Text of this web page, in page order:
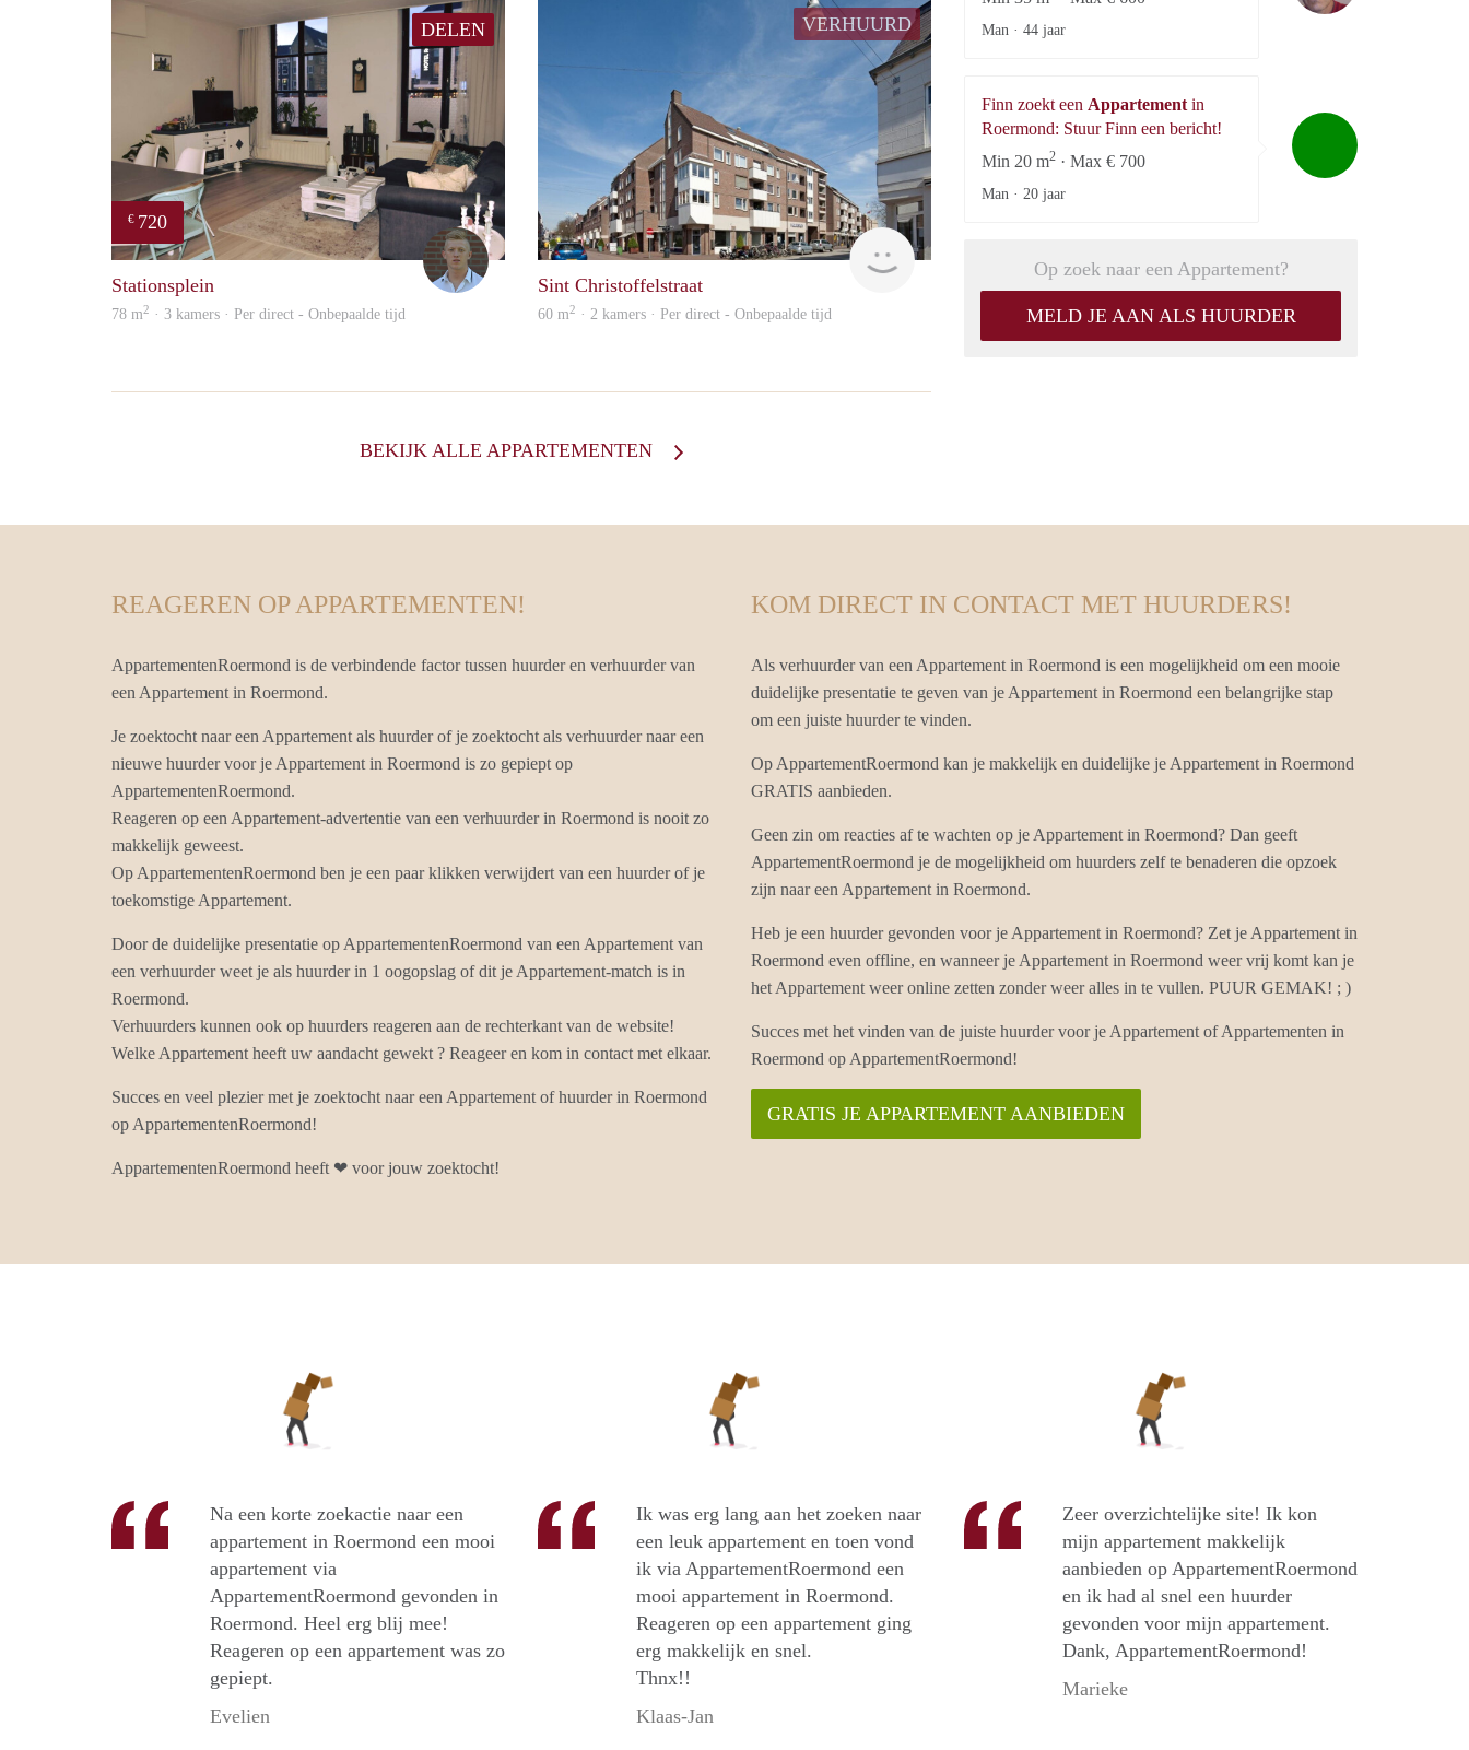
DELEN
€ 720
Tom
Stationsplein
78 m2 · 3 kamers · Per direct - Onbepaalde tijd
VERHUURD
Woonhuis
Sint Christoffelstraat
60 m2 · 2 kamers · Per direct - Onbepaalde tijd
BEKIJK ALLE APPARTEMENTEN
Man · 44 jaar
Finn zoekt een Appartement in
Roermond: Stuur Finn een bericht!
Min 20 m2 · Max € 700
Man · 20 jaar
Op zoek naar een Appartement?
MELD JE AAN ALS HUURDER
REAGEREN OP APPARTEMENTEN!
AppartementenRoermond is de verbindende factor tussen huurder en verhuurder van
een Appartement in Roermond.
Je zoektocht naar een Appartement als huurder of je zoektocht als verhuurder naar een
nieuwe huurder voor je Appartement in Roermond is zo gepiept op
AppartementenRoermond.
Reageren op een Appartement-advertentie van een verhuurder in Roermond is nooit zo
makkelijk geweest.
Op AppartementenRoermond ben je een paar klikken verwijdert van een huurder of je
toekomstige Appartement.
Door de duidelijke presentatie op AppartementenRoermond van een Appartement van
een verhuurder weet je als huurder in 1 oogopslag of dit je Appartement-match is in
Roermond.
Verhuurders kunnen ook op huurders reageren aan de rechterkant van de website!
Welke Appartement heeft uw aandacht gewekt ? Reageer en kom in contact met elkaar.
Succes en veel plezier met je zoektocht naar een Appartement of huurder in Roermond
op AppartementenRoermond!
AppartementenRoermond heeft ❤ voor jouw zoektocht!
KOM DIRECT IN CONTACT MET HUURDERS!
Als verhuurder van een Appartement in Roermond is een mogelijkheid om een mooie
duidelijke presentatie te geven van je Appartement in Roermond een belangrijke stap
om een juiste huurder te vinden.
Op AppartementRoermond kan je makkelijk en duidelijke je Appartement in Roermond
GRATIS aanbieden.
Geen zin om reacties af te wachten op je Appartement in Roermond? Dan geeft
AppartementRoermond je de mogelijkheid om huurders zelf te benaderen die opzoek
zijn naar een Appartement in Roermond.
Heb je een huurder gevonden voor je Appartement in Roermond? Zet je Appartement in
Roermond even offline, en wanneer je Appartement in Roermond weer vrij komt kan je
het Appartement weer online zetten zonder weer alles in te vullen. PUUR GEMAK! ; )
Succes met het vinden van de juiste huurder voor je Appartement of Appartementen in
Roermond op AppartementRoermond!
GRATIS JE APPARTEMENT AANBIEDEN
Na een korte zoekactie naar een
appartement in Roermond een mooi
appartement via
AppartementRoermond gevonden in
Roermond. Heel erg blij mee!
Reageren op een appartement was zo
gepiept.
Evelien
Ik was erg lang aan het zoeken naar
een leuk appartement en toen vond
ik via AppartementRoermond een
mooi appartement in Roermond.
Reageren op een appartement ging
erg makkelijk en snel.
Thnx!!
Klaas-Jan
Zeer overzichtelijke site! Ik kon
mijn appartement makkelijk
aanbieden op AppartementRoermond
en ik had al snel een huurder
gevonden voor mijn appartement.
Dank, AppartementRoermond!
Marieke